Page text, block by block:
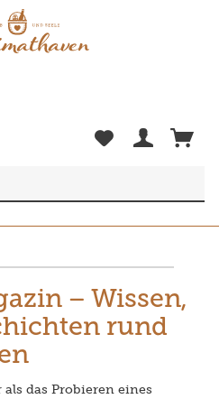
– Wissen,
rund
das Probieren eines